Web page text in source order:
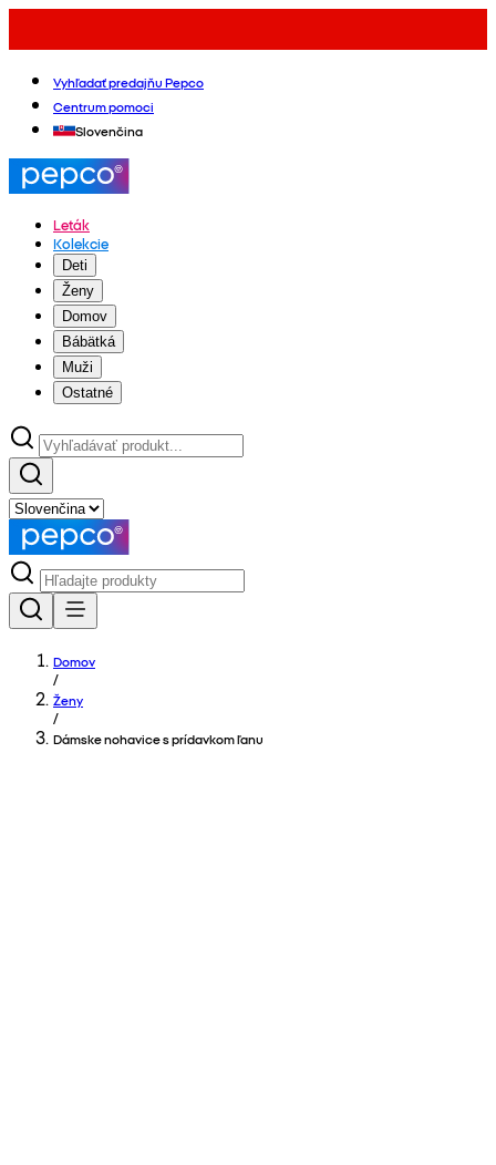
Vyhľadať predajňu Pepco
Centrum pomoci
Slovenčina
Leták
Kolekcie
Deti
Ženy
Domov
Bábätká
Muži
Ostatné
Domov
/
Ženy
/
Dámske nohavice s prídavkom ľanu